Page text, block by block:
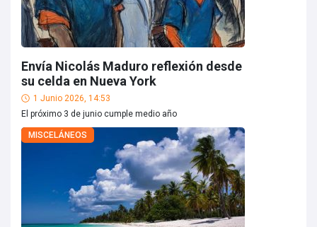
Envía Nicolás Maduro reflexión desde
su celda en Nueva York
1 Junio 2026, 14:53
El próximo 3 de junio cumple medio año
MISCELÁNEOS